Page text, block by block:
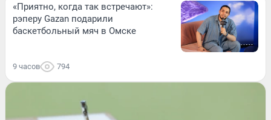
«Приятно, когда так встречают»:
рэперу Gazan подарили
баскетбольный мяч в Омске
9 часов 794